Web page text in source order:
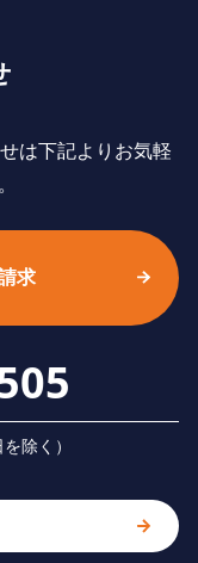
は下記よりお気軽
求
除く）